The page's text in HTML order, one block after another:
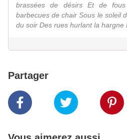
brassées de désirs Et de
barbecues de chair Sous le soleil
du soir Des rues hurlant la hargne
Partager